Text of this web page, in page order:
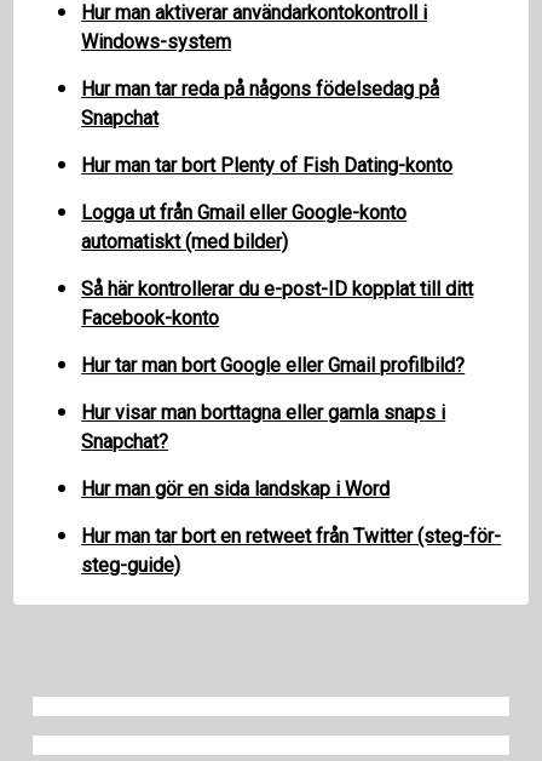
Hur man aktiverar användarkontokontroll i
Windows-system
Hur man tar reda på någons födelsedag på
Snapchat
Hur man tar bort Plenty of Fish Dating-konto
Logga ut från Gmail eller Google-konto
automatiskt (med bilder)
Så här kontrollerar du e-post-ID kopplat till ditt
Facebook-konto
Hur tar man bort Google eller Gmail profilbild?
Hur visar man borttagna eller gamla snaps i
Snapchat?
Hur man gör en sida landskap i Word
Hur man tar bort en retweet från Twitter (steg-för-
steg-guide)